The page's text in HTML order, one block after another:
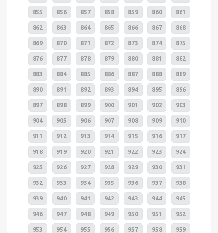
855 856 857 858 859 860 861
862 863 864 865 866 867 868
869 870 871 872 873 874 875
876 877 878 879 880 881 882
883 884 885 886 887 888 889
890 891 892 893 894 895 896
897 898 899 900 901 902 903
904 905 906 907 908 909 910
911 912 913 914 915 916 917
918 919 920 921 922 923 924
925 926 927 928 929 930 931
932 933 934 935 936 937 938
939 940 941 942 943 944 945
946 947 948 949 950 951 952
953 954 955 956 957 958 959